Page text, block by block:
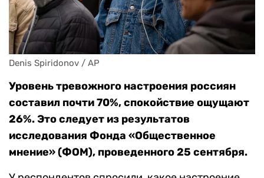
Denis Spiridonov / AP
Уровень тревожного настроения россиян
составил почти 70%, спокойствие ощущают
26%. Это следует из результатов
исследования Фонда «Общественное
мнение» (ФОМ), проведенного 25 сентября.